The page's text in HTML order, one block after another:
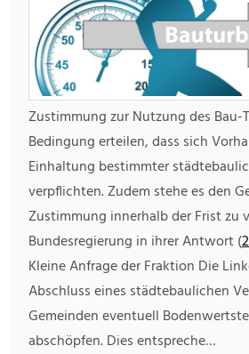
Zustimmung zur Nutzung des Bau-
Bedingung erteilen, dass sich
Einhaltung bestimmter
verpflichten. Zudem stehe es den
Zustimmung innerhalb der Frist zu
Bundesregierung in ihrer Antwort (
Kleine Anfrage der Fraktion Die
Abschluss eines städtebaulichen
Gemeinden eventuell
abschöpfen. Dies entspreche…